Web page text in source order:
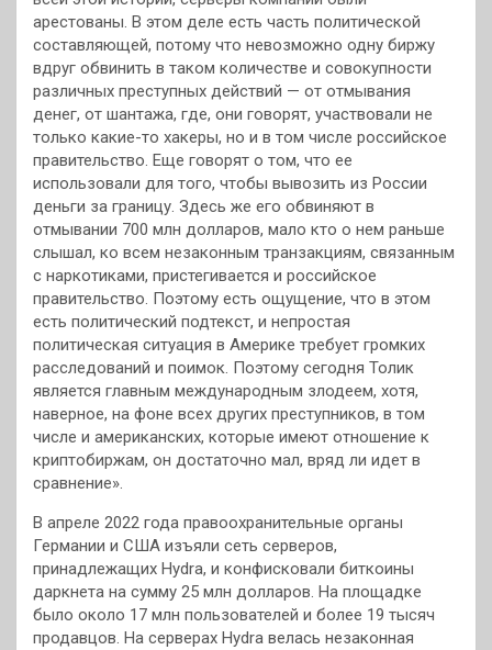
арестованы. В этом деле есть часть политической
составляющей, потому что невозможно одну биржу
вдруг обвинить в таком количестве и совокупности
различных преступных действий — от отмывания
денег, от шантажа, где, они говорят, участвовали не
только какие-то хакеры, но и в том числе российское
правительство. Еще говорят о том, что ее
использовали для того, чтобы вывозить из России
деньги за границу. Здесь же его обвиняют в
отмывании 700 млн долларов, мало кто о нем раньше
слышал, ко всем незаконным транзакциям, связанным
с наркотиками, пристегивается и российское
правительство. Поэтому есть ощущение, что в этом
есть политический подтекст, и непростая
политическая ситуация в Америке требует громких
расследований и поимок. Поэтому сегодня Толик
является главным международным злодеем, хотя,
наверное, на фоне всех других преступников, в том
числе и американских, которые имеют отношение к
криптобиржам, он достаточно мал, вряд ли идет в
сравнение».
В апреле 2022 года правоохранительные органы
Германии и США изъяли сеть серверов,
принадлежащих Hydra, и конфисковали биткоины
даркнета на сумму 25 млн долларов. На площадке
было около 17 млн пользователей и более 19 тысяч
продавцов. На серверах Hydra велась незаконная